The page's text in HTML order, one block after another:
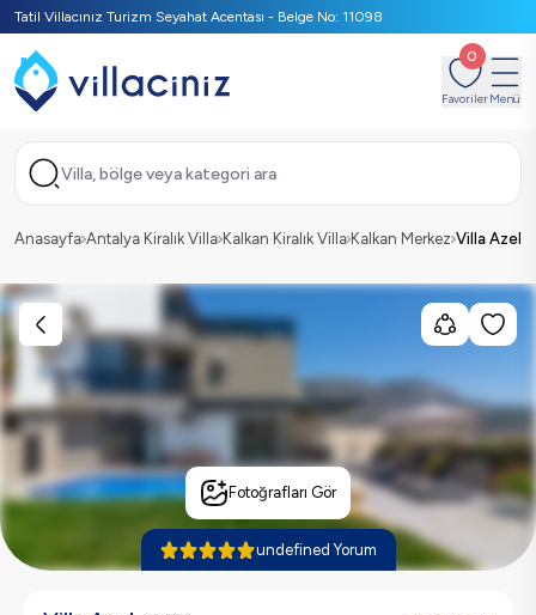
Tatil Villacınız Turizm Seyahat Acentası - Belge No: 11098
0
FavorilerMenü
Villa, bölge veya kategori ara
Anasayfa Antalya Kiralık Villa Kalkan Kiralık Villa Kalkan Merkez Villa Azel
Fotoğrafları Gör
undefined Yorum